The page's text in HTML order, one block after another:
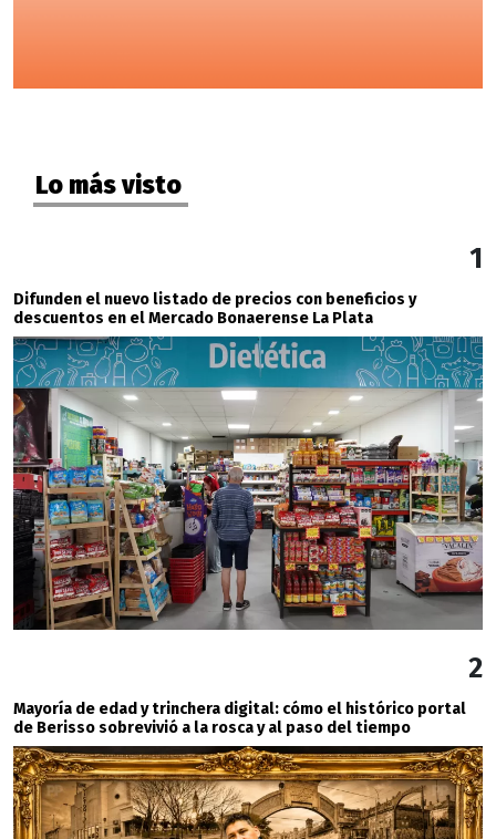
Lo más visto
1
Difunden el nuevo listado de precios con beneficios y
descuentos en el Mercado Bonaerense La Plata
2
Mayoría de edad y trinchera digital: cómo el histórico portal
de Berisso sobrevivió a la rosca y al paso del tiempo